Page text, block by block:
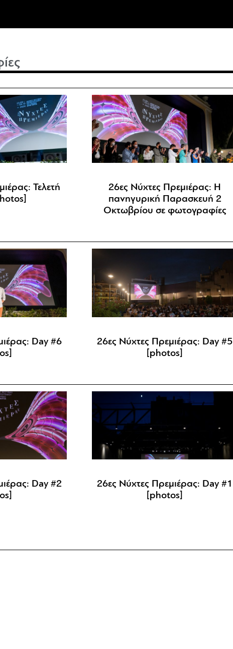
Τελετή
26ες Νύχτες Πρεμιέρας: Η
πανηγυρική Παρασκευή 2
Οκτωβρίου σε φωτογραφίες
Day #6
26ες Νύχτες Πρεμιέρας: Day #5
[photos]
Day #2
26ες Νύχτες Πρεμιέρας: Day #1
[photos]